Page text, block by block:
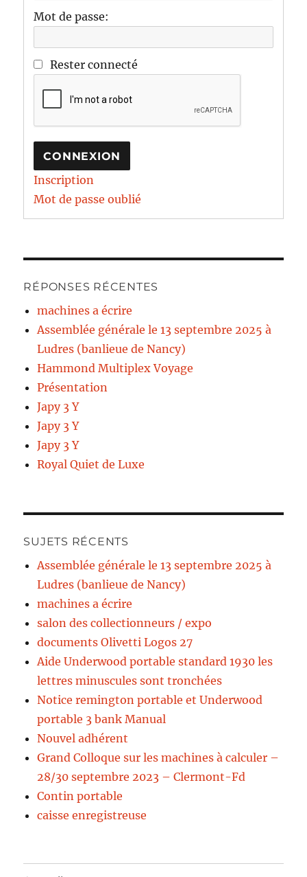
Mot de passe:
Rester connecté
CONNEXION
Inscription
Mot de passe oublié
RÉPONSES RÉCENTES
machines a écrire
Assemblée générale le 13 septembre 2025 à
Ludres (banlieue de Nancy)
Hammond Multiplex Voyage
Présentation
Japy 3 Y
Japy 3 Y
Japy 3 Y
Royal Quiet de Luxe
SUJETS RÉCENTS
Assemblée générale le 13 septembre 2025 à
Ludres (banlieue de Nancy)
machines a écrire
salon des collectionneurs / expo
documents Olivetti Logos 27
Aide Underwood portable standard 1930 les
lettres minuscules sont tronchées
Notice remington portable et Underwood
portable 3 bank Manual
Nouvel adhérent
Grand Colloque sur les machines à calculer –
28/30 septembre 2023 – Clermont-Fd
Contin portable
caisse enregistreuse